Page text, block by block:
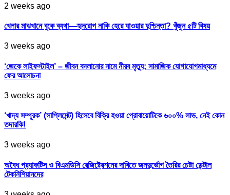
2 weeks ago
খেলার মাঝখানে বুকে ব্যথা—হৃদরোগ নাকি হেরে যাওয়ার দুশ্চিন্তা? খুঁজুন ৫টি বিষয়
3 weeks ago
‘জেকে লাইফস্টাইল’ – জীবন বদলানোর নামে নীরব মৃত্যু; সামাজিক যোগাযোগমাধ্যমে
ফের আলোচনা
3 weeks ago
‘খাদ্য সম্পূরক’ (সাপ্লিমেন্ট) হিসেবে বিক্রি হওয়া প্রোবায়োটিকে ৬০০% লাভ, নেই কোন
তদারকি!
3 weeks ago
অবৈধ প্র‍্যাকটিস ও বিএমডিসি রেজিষ্ট্রেশনের দাবিতে জনদুর্ভোগ তৈরির চেষ্টা ডেন্টাল
টেকনিশিয়ানদের